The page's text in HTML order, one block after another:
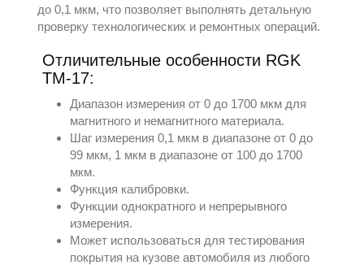
до 0,1 мкм, что позволяет выполнять детальную
проверку технологических и ремонтных операций.
Отличительные особенности RGK
TM-17:
Диапазон измерения от 0 до 1700 мкм для
магнитного и немагнитного материала.
Шаг измерения 0,1 мкм в диапазоне от 0 до
99 мкм, 1 мкм в диапазоне от 100 до 1700
мкм.
Функция калибровки.
Функции однократного и непрерывного
измерения.
Может использоваться для тестирования
покрытия на кузове автомобиля из любого